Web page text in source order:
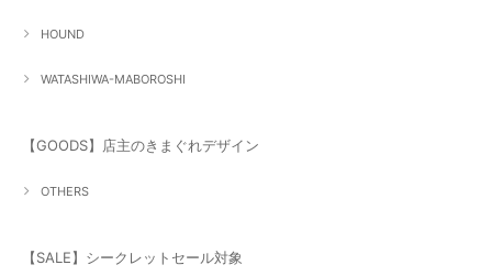
HOUND
WATASHIWA-MABOROSHI
【GOODS】店主のきまぐれデザイン
OTHERS
【SALE】シークレットセール対象